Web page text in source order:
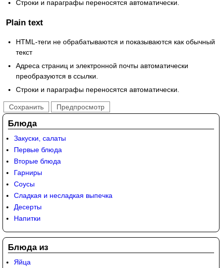
Строки и параграфы переносятся автоматически.
Plain text
HTML-теги не обрабатываются и показываются как обычный
текст
Адреса страниц и электронной почты автоматически
преобразуются в ссылки.
Строки и параграфы переносятся автоматически.
Блюда
Закуски, салаты
Первые блюда
Вторые блюда
Гарниры
Соусы
Сладкая и несладкая выпечка
Десерты
Напитки
Блюда из
Яйца